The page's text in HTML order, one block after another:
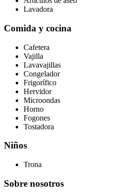
Lavadora
Comida y cocina
Cafetera
Vajilla
Lavavajillas
Congelador
Frigorífico
Hervidor
Microondas
Horno
Fogones
Tostadora
Niños
Trona
Sobre nosotros